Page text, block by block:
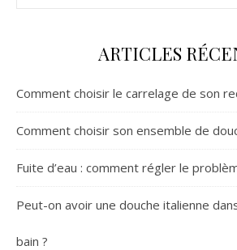
ARTICLES
Comment choisir le carrelage de son
Comment choisir son ensemble de
Fuite d’eau : comment régler le
Peut-on avoir une douche italienne
bain ?